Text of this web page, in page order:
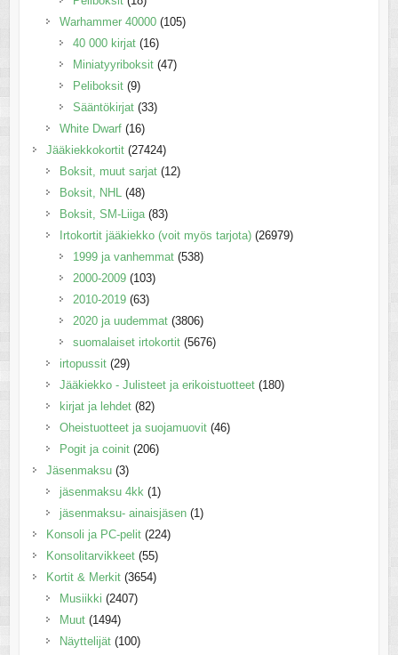
Warhammer 40000 (105)
40 000 kirjat (16)
Miniatyyriboksit (47)
Peliboksit (9)
Sääntökirjat (33)
White Dwarf (16)
Jääkiekkokortit (27424)
Boksit, muut sarjat (12)
Boksit, NHL (48)
Boksit, SM-Liiga (83)
Irtokortit jääkiekko (voit myös tarjota) (26979)
1999 ja vanhemmat (538)
2000-2009 (103)
2010-2019 (63)
2020 ja uudemmat (3806)
suomalaiset irtokortit (5676)
irtopussit (29)
Jääkiekko - Julisteet ja erikoistuotteet (180)
kirjat ja lehdet (82)
Oheistuotteet ja suojamuovit (46)
Pogit ja coinit (206)
Jäsenmaksu (3)
jäsenmaksu 4kk (1)
jäsenmaksu- ainaisjäsen (1)
Konsoli ja PC-pelit (224)
Konsolitarvikkeet (55)
Kortit & Merkit (3654)
Musiikki (2407)
Muut (1494)
Näyttelijät (100)